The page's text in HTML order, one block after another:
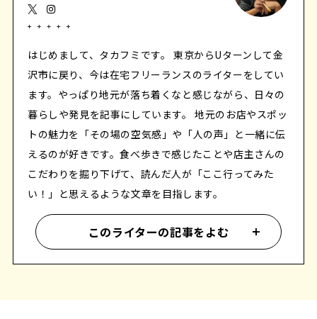
はじめまして、タカフミです。 東京からUターンして金
沢市に戻り、今は在宅フリーランスのライターをしてい
ます。やっぱり地元が落ち着くなと感じながら、日々の
暮らしや発見を記事にしています。 地元のお店やスポッ
トの魅力を「その場の空気感」や「人の声」と一緒に伝
えるのが好きです。食べ歩きで感じたことや店主さんの
こだわりを掘り下げて、読んだ人が「ここ行ってみた
い！」と思えるような文章を目指します。
このライターの記事をよむ